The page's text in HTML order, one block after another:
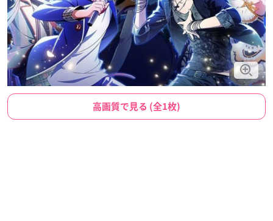
高画質で見る (全1枚)